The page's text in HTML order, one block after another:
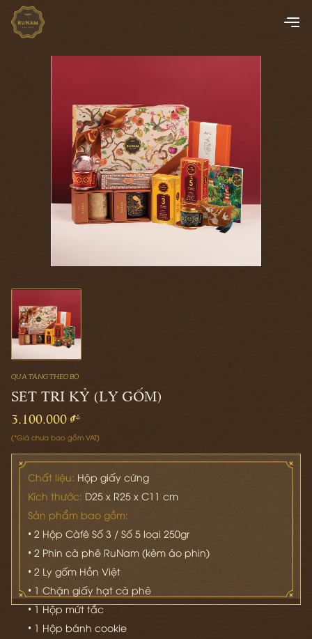
QUÀ TẶNG THEO BỘ
SET TRI KỶ (LY GỐM)
3.100.000 ₫*
(*Giá chưa bao gồm VAT)
Chất liệu: Hộp giấy cứng
Kích thước: D25 x R25 x C11 cm
Sản phẩm bao gồm:
• 2 Hộp Càfê Số 3 / Số 5 loại 250gr
• 2 Phin cà phê RuNam (kèm áo phin)
• 2 Ly gốm Hồn Việt
• 1 Chặn giấy hạt cà phê
• 1 Hộp mứt tắc
• 1 Hộp bánh cookie